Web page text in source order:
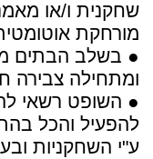
מורחקת
● בשלב הבתים
ומתחילה צבירה
● השופט רשאי
להפעיל והכל
ע"י השחקניות